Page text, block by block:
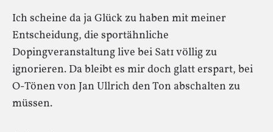
Ich scheine da ja Glück zu haben mit meiner
Entscheidung, die sportähnliche
Dopingveranstaltung live bei Sat1 völlig zu
ignorieren. Da bleibt es mir doch glatt erspart, bei
O-Tönen von Jan Ullrich den Ton abschalten zu
müssen.